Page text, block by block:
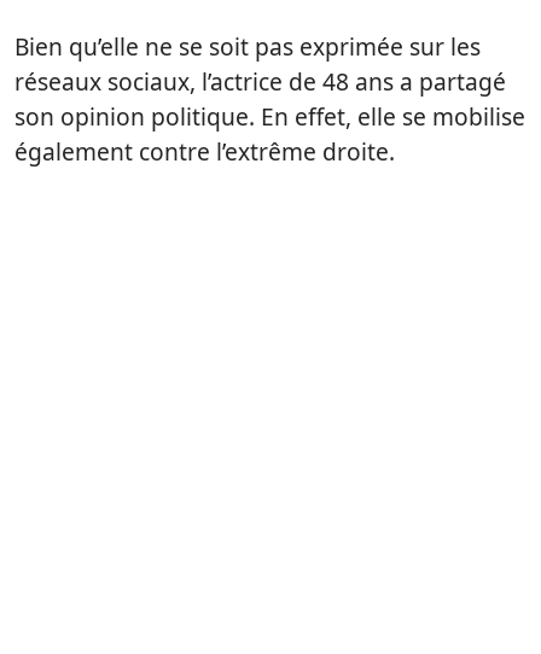
Bien qu’elle ne se soit pas exprimée sur les
réseaux sociaux, l’actrice de 48 ans a partagé
son opinion politique. En effet, elle se mobilise
également contre l’extrême droite.